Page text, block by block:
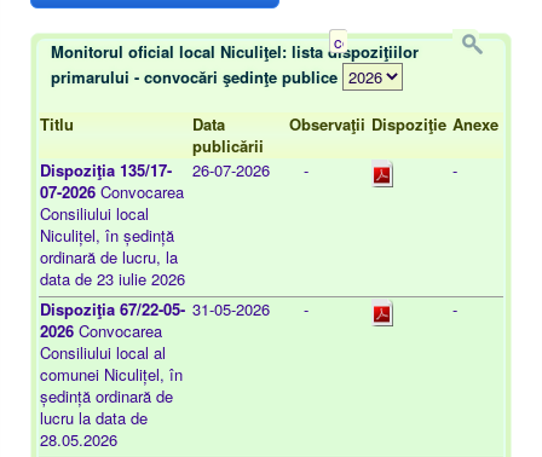
Monitorul oficial local Niculiţel: lista dispoziţiilor
primarului - convocări şedinţe publice
Titlu
Data
publicării
Observaţii Dispoziţie Anexe
Dispoziţia 135/17-
07-2026 Convocarea
Consiliului local
Niculițel, în ședință
ordinară de lucru, la
data de 23 iulie 2026
26-07-2026 - -
Dispoziţia 67/22-05-
2026 Convocarea
Consiliului local al
comunei Niculițel, în
ședință ordinară de
lucru la data de
28.05.2026
31-05-2026 - -